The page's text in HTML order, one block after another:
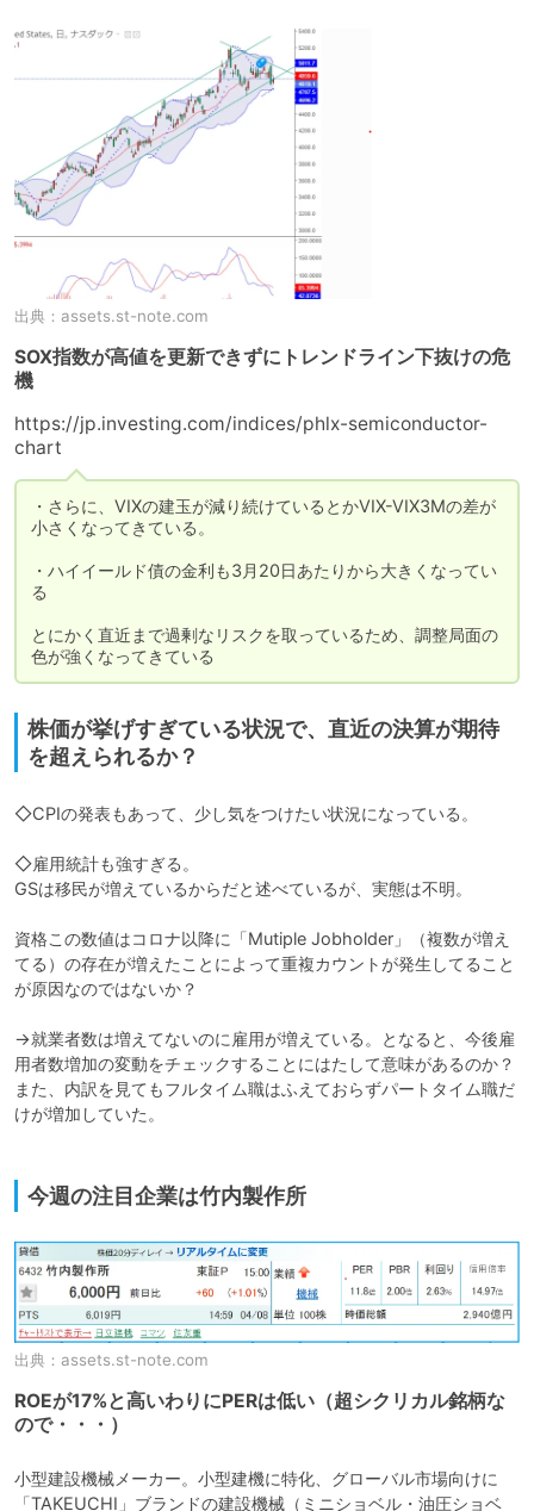
出典： assets.st-note.com
SOX指数が高値を更新できずにトレンドライン下抜けの危
機
https://jp.investing.com/indices/phlx-semiconductor-
chart
・さらに、VIXの建玉が減り続けているとかVIX-VIX3Mの差が
小さくなってきている。
・ハイイールド債の金利も3月20日あたりから大きくなってい
る
とにかく直近まで過剰なリスクを取っているため、調整局面の
株価が挙げすぎている状況で、直近の決算が期待
を超えられるか？
◇CPIの発表もあって、少し気をつけたい状況になっている。
◇雇用統計も強すぎる。
GSは移民が増えているからだと述べているが、実態は不明。
資格この数値はコロナ以降に「Mutiple Jobholder」（複数が増え
てる）の存在が増えたことによって重複カウントが発生してること
が原因なのではないか？
→就業者数は増えてないのに雇用が増えている。となると、今後雇
用者数増加の変動をチェックすることにはたして意味があるのか？
また、内訳を見てもフルタイム職はふえておらずパートタイム職だ
けが増加していた。
今週の注目企業は竹内製作所
出典： assets.st-note.com
ROEが17%と高いわりにPERは低い（超シクリカル銘柄な
ので・・・）
小型建設機械メーカー。小型建機に特化、グローバル市場向けに
「TAKEUCHI」ブランドの建設機械（ミニショベル・油圧ショベ